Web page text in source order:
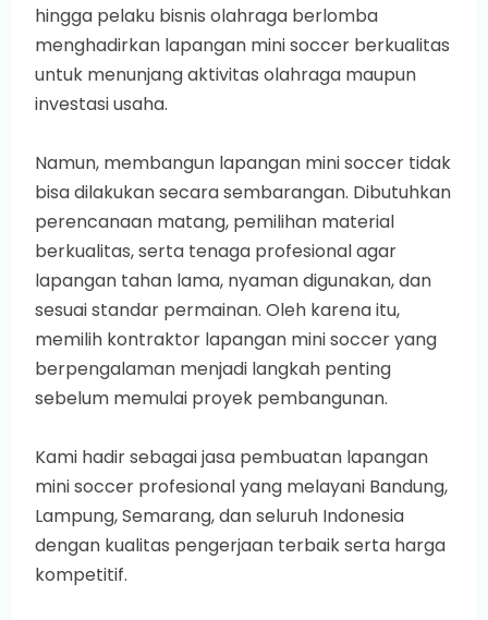
hingga pelaku bisnis olahraga berlomba
menghadirkan lapangan mini soccer berkualitas
untuk menunjang aktivitas olahraga maupun
investasi usaha.
Namun, membangun lapangan mini soccer tidak
bisa dilakukan secara sembarangan. Dibutuhkan
perencanaan matang, pemilihan material
berkualitas, serta tenaga profesional agar
lapangan tahan lama, nyaman digunakan, dan
sesuai standar permainan. Oleh karena itu,
memilih kontraktor lapangan mini soccer yang
berpengalaman menjadi langkah penting
sebelum memulai proyek pembangunan.
Kami hadir sebagai jasa pembuatan lapangan
mini soccer profesional yang melayani Bandung,
Lampung, Semarang, dan seluruh Indonesia
dengan kualitas pengerjaan terbaik serta harga
kompetitif.